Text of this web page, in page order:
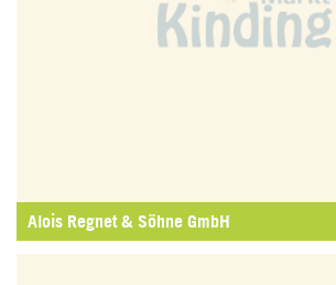
Alois Regnet & Söhne GmbH